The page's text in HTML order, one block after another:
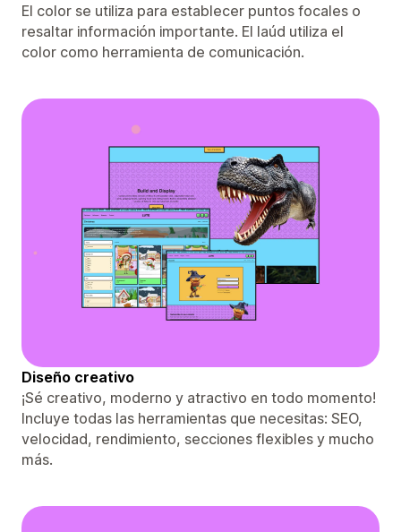
El color se utiliza para establecer puntos focales o
resaltar información importante. El laúd utiliza el
color como herramienta de comunicación.
Diseño creativo
¡Sé creativo, moderno y atractivo en todo momento!
Incluye todas las herramientas que necesitas: SEO,
velocidad, rendimiento, secciones flexibles y mucho
más.